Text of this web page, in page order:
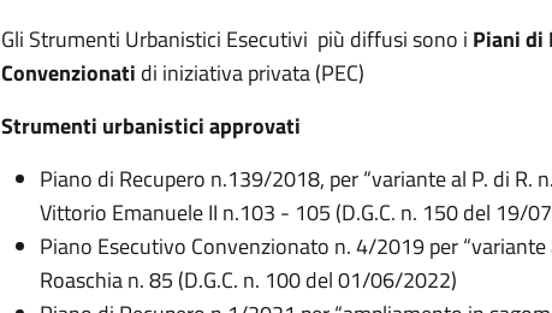
Gli Strumenti Urbanistici Esecutivi più diffusi sono i Piani di
Convenzionati di iniziativa privata (PEC)
Strumenti urbanistici approvati
Piano di Recupero n.139/2018, per “variante al P. di R.
Vittorio Emanuele II n.103 - 105 (D.G.C. n. 150 del 19/
Piano Esecutivo Convenzionato n. 4/2019 per
Roaschia n. 85 (D.G.C. n. 100 del 01/06/2022)